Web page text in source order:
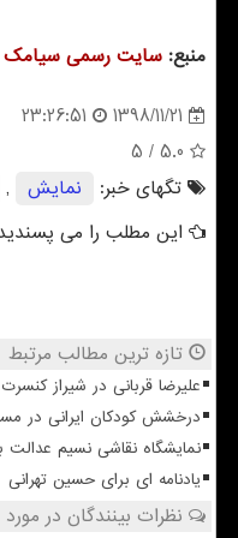
منبع: سایت رسمی سیامك
1398/11/21
23:26:51
5.0
/ 5
تگهای خبر:
نمایش ,
این مطلب را می
تازه ترین مطالب مرتبط
علیرضا قربانی در شیراز
درخشش کودکان ایرانی در
نمایشگاه نقاشی نسیم عدالت
یادنامه ای برای حسین تهرانی
نظرات بینندگان در